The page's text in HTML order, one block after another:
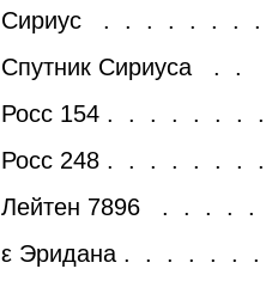
Сириус . . . . . . . .
Спутник Сириуса . .
Росс 154 . . . . . . . .
Росс 248 . . . . . . . .
Лейтен 7896 . . . . .
ε Эридана . . . . . . .